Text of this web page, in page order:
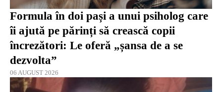
Formula în doi pași a unui psiholog care
îi ajută pe părinți să crească copii
încrezători: Le oferă „șansa de a se
dezvolta”
06 AUGUST 2026